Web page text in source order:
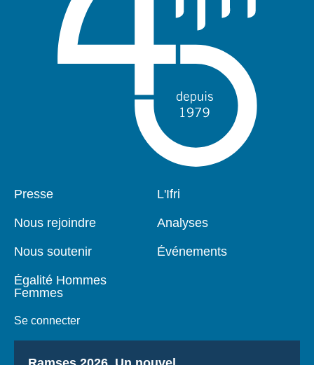
Pied
Presse
Nous rejoindre
Nous soutenir
Égalité Hommes
Femmes
Se connecter
Navigation
L'Ifri
Analyses
Événements